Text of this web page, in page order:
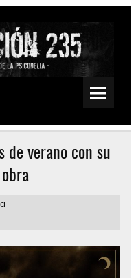
Fuzz, Space, Drone
de verano con su